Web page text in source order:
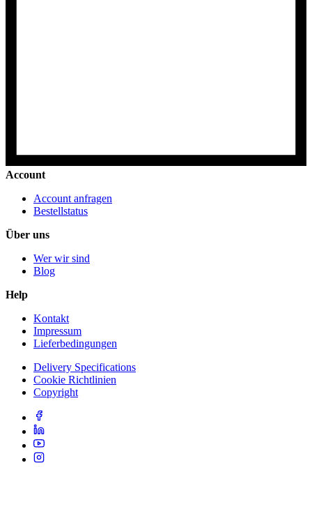
Account
Account anfragen
Bestellstatus
Über uns
Wer wir sind
Blog
Help
Kontakt
Impressum
Lieferbedingungen
Delivery Specifications
Cookie Richtlinien
Copyright